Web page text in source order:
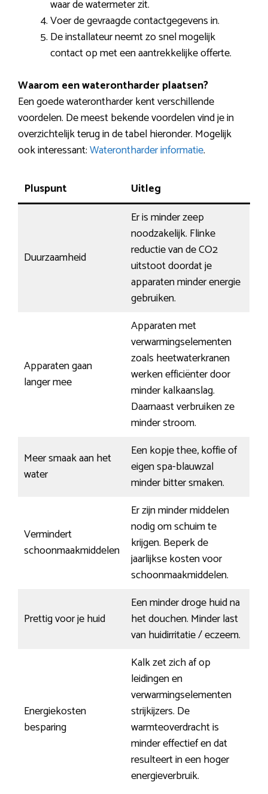
waar de watermeter zit.
Voer de gevraagde contactgegevens in.
De installateur neemt zo snel mogelijk
contact op met een aantrekkelijke offerte.
Waarom een waterontharder plaatsen?
Een goede waterontharder kent verschillende
voordelen. De meest bekende voordelen vind je in
overzichtelijk terug in de tabel hieronder. Mogelijk
ook interessant:Waterontharder informatie.
Pluspunt Uitleg
Duurzaamheid
Er is minder zeep
noodzakelijk. Flinke
reductie van de CO2
uitstoot doordat je
apparaten minder energie
gebruiken.
Apparaten gaan
langer mee
Apparaten met
verwarmingselementen
zoals heetwaterkranen
werken efficiënter door
minder kalkaanslag.
Daarnaast verbruiken ze
minder stroom.
Meer smaak aan het
water
Een kopje thee, koffie of
eigen spa-blauwzal
minder bitter smaken.
Vermindert
schoonmaakmiddelen
Er zijn minder middelen
nodig om schuim te
krijgen. Beperk de
jaarlijkse kosten voor
schoonmaakmiddelen.
Prettig voor je huid
Een minder droge huid na
het douchen. Minder last
van huidirritatie / eczeem.
Energiekosten
besparing
Kalk zet zich af op
leidingen en
verwarmingselementen
strijkijzers. De
warmteoverdracht is
minder effectief en dat
resulteert in een hoger
energieverbruik.